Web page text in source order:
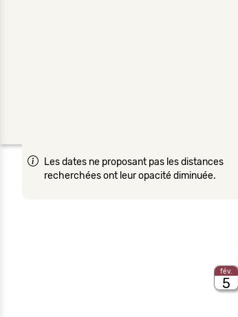
Les dates ne proposant pas les distances
recherchées ont leur opacité diminuée.
fév.
5